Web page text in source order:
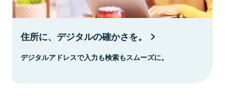
住所に、デジタルの確かさを。
デジタルアドレスで入力も検索もスムーズに。